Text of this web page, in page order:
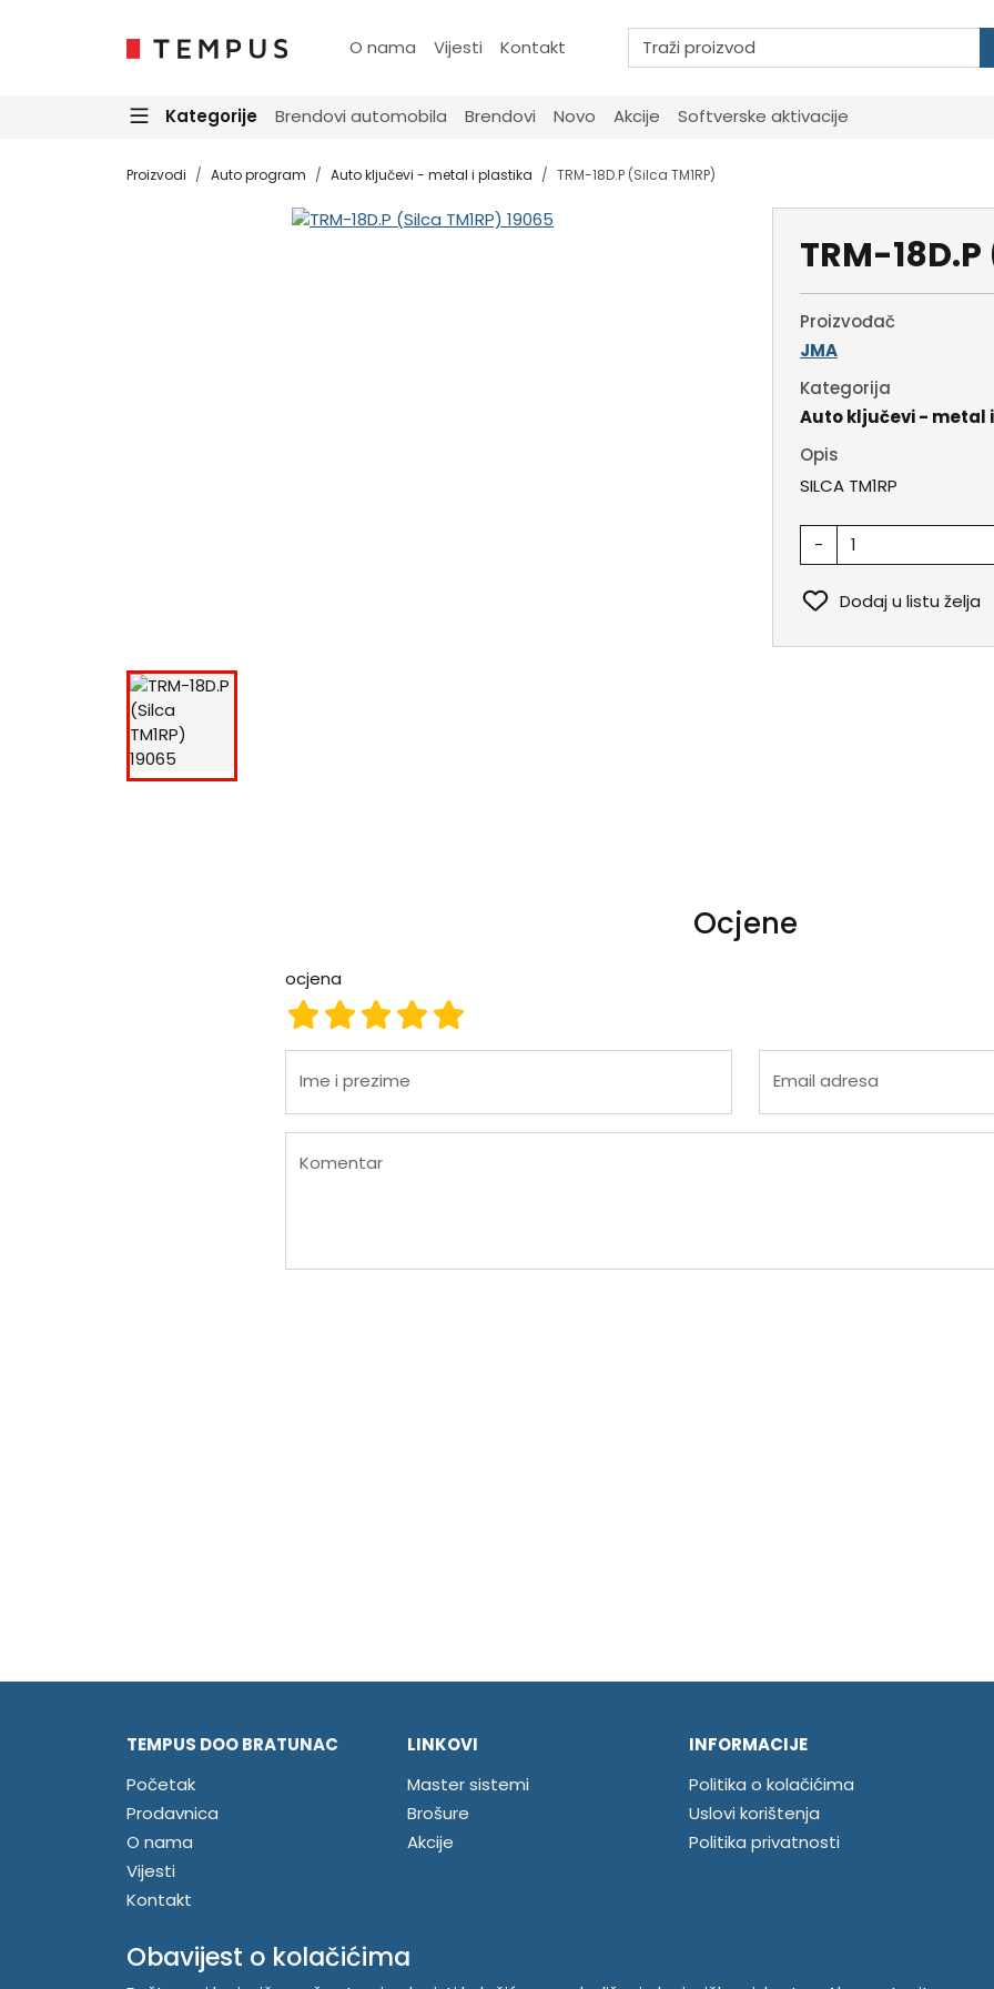
O nama Vijesti Kontakt
Kategorije Brendovi automobila Brendovi Novo Akcije Softverske aktivacije
Proizvodi Auto program Auto ključevi - metal i plastika TRM-18D.P (Silca TM1RP)
TRM-
Proizvođač
JMA
Kategorija
Auto ključevi - metal
Opis
SILCA TM1RP
-
Dodaj u listu želja
Ocjene
ocjena
ocjena 5
ocjena 4
ocjena 3
ocjena 2
ocjena 1
Ime i prezime Email adresa
Komentar
TEMPUS DOO BRATUNAC
Početak
Prodavnica
O nama
Vijesti
Kontakt
Prijavite se
LINKOVI
Master sistemi
Brošure
Akcije
INFORMACIJE
Politika o kolačićima
Uslovi korištenja
Politika privatnosti
Obavijest o kolačićima